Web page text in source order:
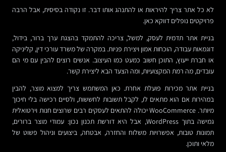
לא כל אתר צריך להיראות או להתנהג אותו דבר. זו נקודה בסיסית, אבל הרבה
פרויקטים נופלים דווקא כאן.
בניית אתר תדמית לעסק, למשל, צריכה להתמקד בהצגת ערך ברור, בידול,
דוגמאות עבודה, הוכחות אמון ויצירת פניות. במקרה של משרד עורכי דין, קליניקה
או חברת ייעוץ, התוכן חשוב כמעט כמו העיצוב. אנשים רוצים להבין עם מי הם
עובדים, מה רמת המקצועיות, ומה הצעד הבא ליצירת קשר.
בניית אתר מכירות פועלת אחרת. כאן המשתמש צריך למצוא מוצר, להבין
במהירות אם הוא מתאים לו, לקבל תשובות לחששות, ולסיים רכישה בלי חיכוך
מיותר. WooCommerce יכולה להתאים לעסקים רבים שרוצים חנות וירטואלית
גמישה בתוך WordPress, אבל היא דורשת תכנון נכון: עמודי מוצר ברורים,
תמונות טובות, אפשרויות משלוח והחזרה, אבטחה, ביצועים וניהול פשוט של
מלאי ותוכן.